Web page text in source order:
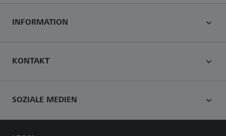
INFORMATION
KONTAKT
SOZIALE MEDIEN